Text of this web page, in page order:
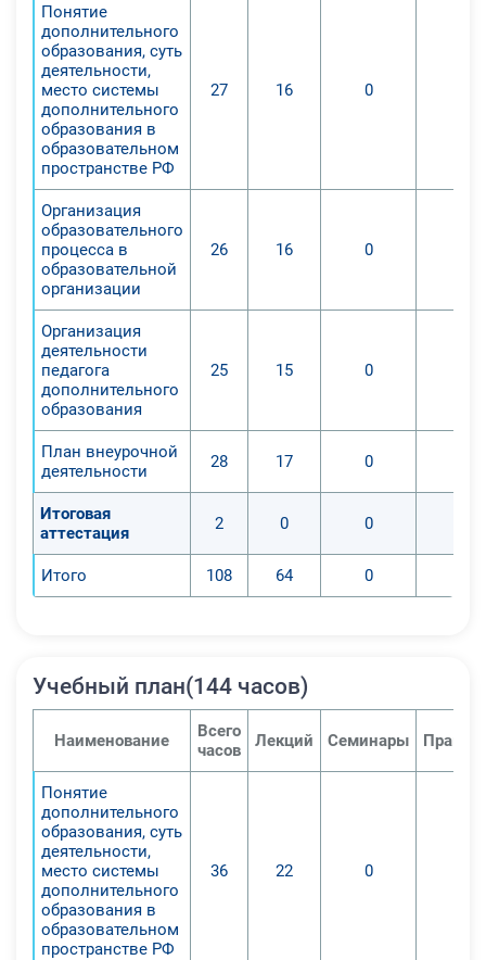
Понятие
дополнительного
образования, суть
деятельности,
место системы
дополнительного
образования в
образовательном
пространстве РФ
27 16 0
Организация
образовательного
процесса в
образовательной
организации
26 16 0
Организация
деятельности
педагога
дополнительного
образования
25 15 0
План внеурочной
деятельности
28 17 0
Итоговая
аттестация
2 0 0
Итого 108 64 0
Учебный план(144 часов)
Наименование
Всего
часов
Лекций Семинары
Понятие
дополнительного
образования, суть
деятельности,
место системы
дополнительного
образования в
образовательном
пространстве РФ
36 22 0